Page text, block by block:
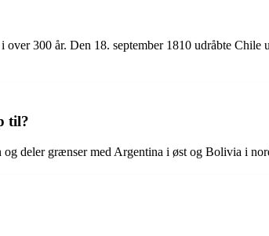
300 år. Den 18. september 1810 udråbte
til?
deler grænser med Argentina i øst og Bolivia i